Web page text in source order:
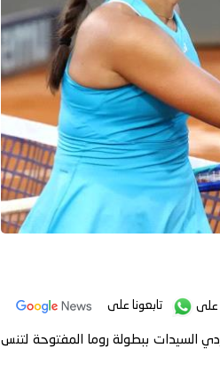
على تابعونا على
السيدات ببطولة روما المفتوحة لتنس